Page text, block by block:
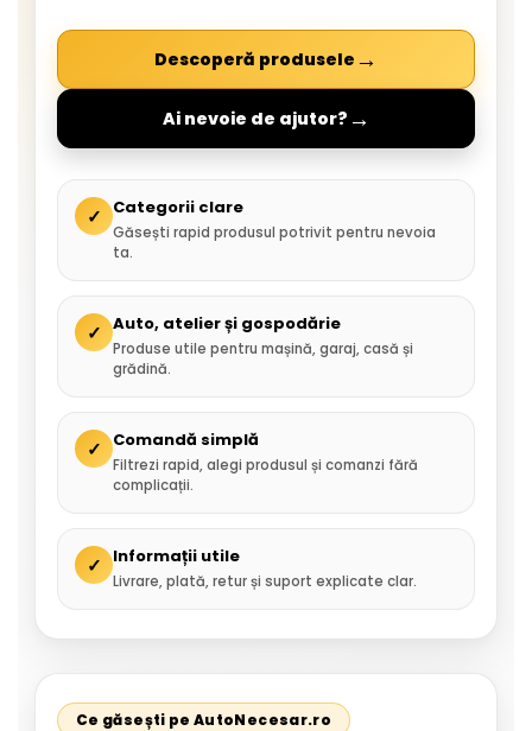
Descoperă produsele →
Ai nevoie de ajutor? →
✓ Categorii clare
Găsești rapid produsul potrivit pentru nevoia
ta.
✓ Auto, atelier și gospodărie
Produse utile pentru mașină, garaj, casă și
grădină.
✓ Comandă simplă
Filtrezi rapid, alegi produsul și comanzi fără
complicații.
✓ Informații utile
Livrare, plată, retur și suport explicate clar.
Ce găsești pe AutoNecesar.ro